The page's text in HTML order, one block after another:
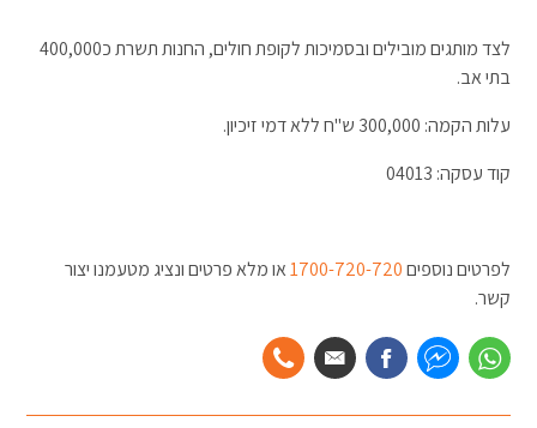
לצד מותגים מובילים ובסמיכות לקופת חולים, החנות תשרת כ400,000
בתי אב.
עלות הקמה: 300,000 ש"ח ללא דמי זיכיון.
קוד עסקה: 04013
לפרטים נוספים1700-720-720או מלא פרטים ונציג מטעמנו יצור
קשר.